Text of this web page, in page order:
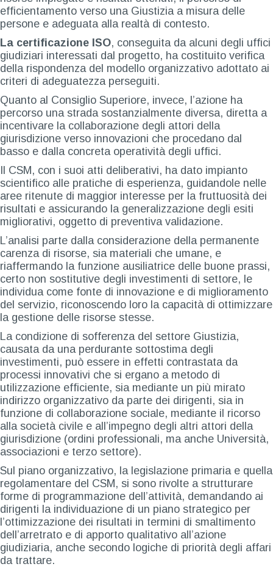
efficientamento verso una Giustizia a misura delle
persone e adeguata alla realtà di contesto.
La certificazione ISO, conseguita da alcuni degli uffici
giudiziari interessati dal progetto, ha costituito verifica
della rispondenza del modello organizzativo adottato ai
criteri di adeguatezza perseguiti.
Quanto al Consiglio Superiore, invece, l’azione ha
percorso una strada sostanzialmente diversa, diretta a
incentivare la collaborazione degli attori della
giurisdizione verso innovazioni che procedano dal
basso e dalla concreta operatività degli uffici.
Il CSM, con i suoi atti deliberativi, ha dato impianto
scientifico alle pratiche di esperienza, guidandole nelle
aree ritenute di maggior interesse per la fruttuosità dei
risultati e assicurando la generalizzazione degli esiti
migliorativi, oggetto di preventiva validazione.
L’analisi parte dalla considerazione della permanente
carenza di risorse, sia materiali che umane, e
riaffermando la funzione ausiliatrice delle buone prassi,
certo non sostitutive degli investimenti di settore, le
individua come fonte di innovazione e di miglioramento
del servizio, riconoscendo loro la capacità di ottimizzare
la gestione delle risorse stesse.
La condizione di sofferenza del settore Giustizia,
causata da una perdurante sottostima degli
investimenti, può essere in effetti contrastata da
processi innovativi che si ergano a metodo di
utilizzazione efficiente, sia mediante un più mirato
indirizzo organizzativo da parte dei dirigenti, sia in
funzione di collaborazione sociale, mediante il ricorso
alla società civile e all’impegno degli altri attori della
giurisdizione (ordini professionali, ma anche Università,
associazioni e terzo settore).
Sul piano organizzativo, la legislazione primaria e quella
regolamentare del CSM, si sono rivolte a strutturare
forme di programmazione dell’attività, demandando ai
dirigenti la individuazione di un piano strategico per
l’ottimizzazione dei risultati in termini di smaltimento
dell’arretrato e di apporto qualitativo all’azione
giudiziaria, anche secondo logiche di priorità degli affari
da trattare.